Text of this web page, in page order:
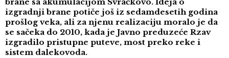
brane sa akumulacijom Svračkovo. Ideja o
izgradnji brane potiče još iz sedamdesetih godina
prošlog veka, ali za njenu realizaciju moralo je da
se sačeka do 2010, kada je Javno preduzeće Rzav
izgradilo pristupne puteve, most preko reke i
sistem dalekovoda.